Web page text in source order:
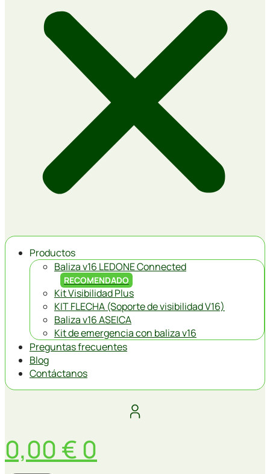
Productos
Baliza v16 LEDONE Connected
RECOMENDADO
Kit Visibilidad Plus
KIT FLECHA (Soporte de visibilidad V16)
Baliza v16 ASEICA
Kit de emergencia con baliza v16
Preguntas frecuentes
Blog
Contáctanos
0,00 € 0